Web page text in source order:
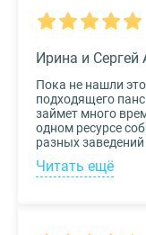
Ирина и Сергей
Пока не нашли
подходящего
займет много
одном ресурсе
разных
приоритете был
хотелось бы, чтоб
Читать ещё